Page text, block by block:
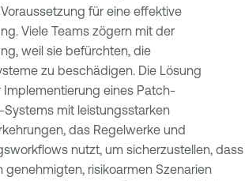
für eine effektive
Viele Teams zögern mit der
weil sie befürchten, die
zu beschädigen. Die Lösung
Implementierung eines Patch-
mit leistungsstarken
das Regelwerke und
nutzt, um sicherzustellen, dass
genehmigten, risikoarmen Szenarien